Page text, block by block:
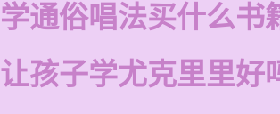
学通俗唱法买什么书
让孩子学尤克里里好